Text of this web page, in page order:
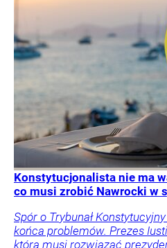
Konstytucjonalista nie ma
co musi zrobić Nawrocki w
Spór o Trybunał
końca problemów. Prezes
którą musi rozwiązać